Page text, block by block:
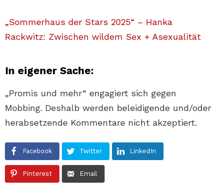
„Sommerhaus der Stars 2025“ – Hanka
Rackwitz: Zwischen wildem Sex + Asexualität
In eigener Sache:
„Promis und mehr“ engagiert sich gegen
Mobbing. Deshalb werden beleidigende und/oder
herabsetzende Kommentare nicht akzeptiert.
Facebook Twitter LinkedIn
Pinterest Email